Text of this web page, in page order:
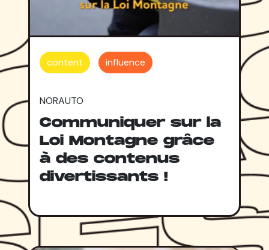
content influence
NORAUTO
Communiquer sur la
Loi Montagne grâce
à des contenus
divertissants !